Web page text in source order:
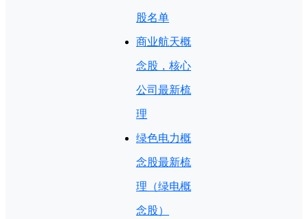
股名单
商业航天概
念股，核心
公司最新梳
理
绿色电力概
念股最新梳
理（绿电概
念股）